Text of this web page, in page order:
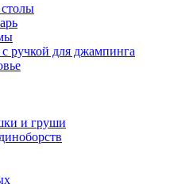
ручкой для джампинга
и груши